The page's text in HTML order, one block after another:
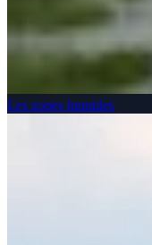
Les zones humides